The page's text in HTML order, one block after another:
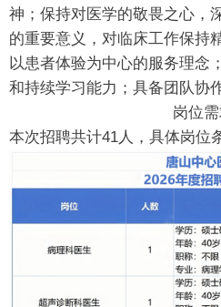
神；保持对医学的敬畏之心，
的重要意义，对临床工作保持
以患者体验为中心的服务理念
和持续学习能力；具备团队协
岗位
本次招聘共计41人，具体岗位